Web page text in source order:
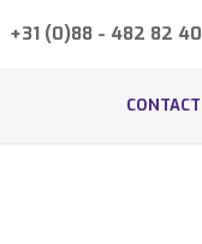
+31 (0)88 - 482 82 40
CONTACT